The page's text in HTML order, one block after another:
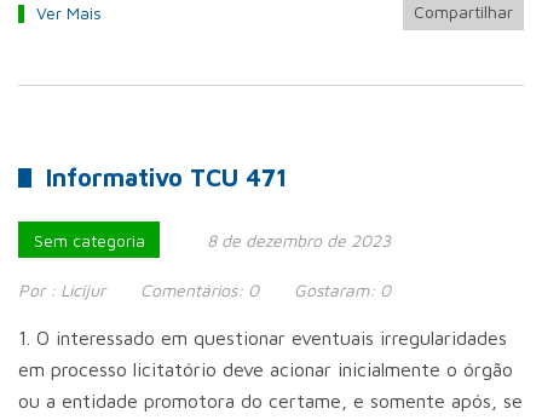
Ver Mais Compartilhar
Informativo TCU 471
Sem categoria 8 de dezembro de 2023
Por : Licijur Comentários: 0 Gostaram: 0
1. O interessado em questionar eventuais irregularidades
em processo licitatório deve acionar inicialmente o órgão
ou a entidade promotora do certame, e somente após, se